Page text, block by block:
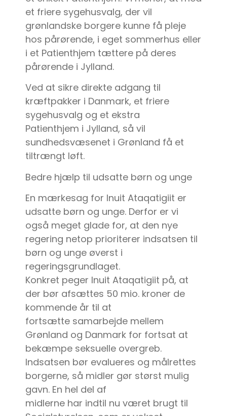
et friere sygehusvalg, der vil
grønlandske borgere kunne få pleje
hos pårørende, i eget sommerhus eller
i et Patienthjem tættere på deres
pårørende i Jylland.
Ved at sikre direkte adgang til
kræftpakker i Danmark, et friere
sygehusvalg og et ekstra
Patienthjem i Jylland, så vil
sundhedsvæsenet i Grønland få et
tiltrængt løft.
Bedre hjælp til udsatte børn og unge
En mærkesag for Inuit Ataqatigiit er
udsatte børn og unge. Derfor er vi
også meget glade for, at den nye
regering netop prioriterer indsatsen til
børn og unge øverst i
regeringsgrundlaget.
Konkret peger Inuit Ataqatigiit på, at
der bør afsættes 50 mio. kroner de
kommende år til at
fortsætte samarbejde mellem
Grønland og Danmark for fortsat at
bekæmpe seksuelle overgreb.
Indsatsen bør evalueres og målrettes
borgerne, så midler gør størst mulig
gavn. En hel del af
midlerne har indtil nu været brugt til